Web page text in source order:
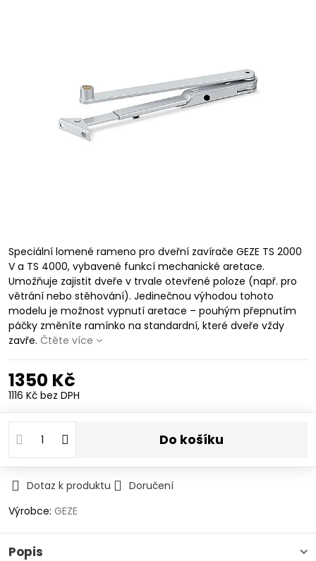
Speciální lomené rameno pro dveřní zavírače GEZE TS 2000
V a TS 4000, vybavené funkcí mechanické aretace.
Umožňuje zajistit dveře v trvale otevřené poloze (např. pro
větrání nebo stěhování). Jedinečnou výhodou tohoto
modelu je možnost vypnutí aretace – pouhým přepnutím
páčky změníte ramínko na standardní, které dveře vždy
zavře. Čtěte více
1350 Kč
1116 Kč bez DPH
Do košíku
Dotaz k produktu
Doručení
Výrobce: GEZE
Popis